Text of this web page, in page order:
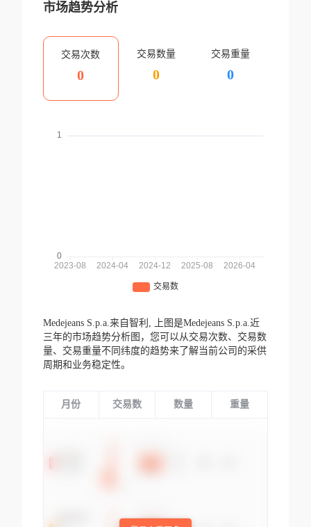
市场趋势分析
交易次数
0
交易数量
0
交易重量
0
Medejeans S.p.a.来自智利,
上图是Medejeans S.p.a.近
三年的市场趋势分析图，您可以从交易次数、交易数
量、交易重量不同纬度的趋势来了解当前公司的采供
周期和业务稳定性。
月份 交易数 数量 重量